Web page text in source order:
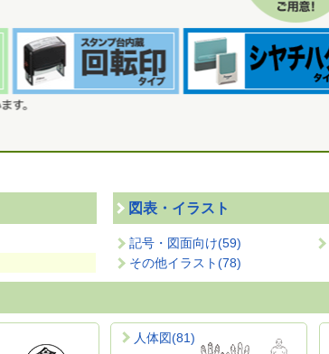
図表・イラスト
記号・図面向け(59)
その他イラスト(78)
人体図(81)